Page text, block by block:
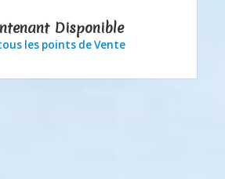
Disponible
les points de Vente